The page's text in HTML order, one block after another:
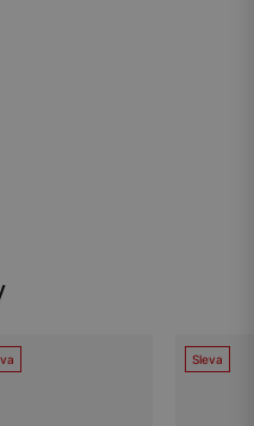
Sleva